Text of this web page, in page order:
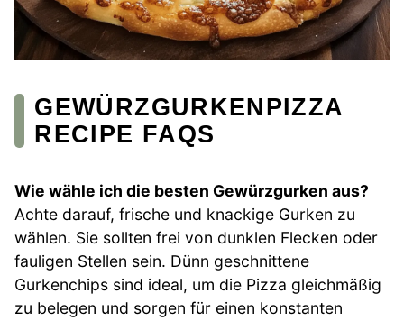
GEWÜRZGURKENPIZZA
RECIPE FAQS
Wie wähle ich die besten Gewürzgurken aus?
Achte darauf, frische und knackige Gurken zu
wählen. Sie sollten frei von dunklen Flecken oder
fauligen Stellen sein. Dünn geschnittene
Gurkenchips sind ideal, um die Pizza gleichmäßig
zu belegen und sorgen für einen konstanten